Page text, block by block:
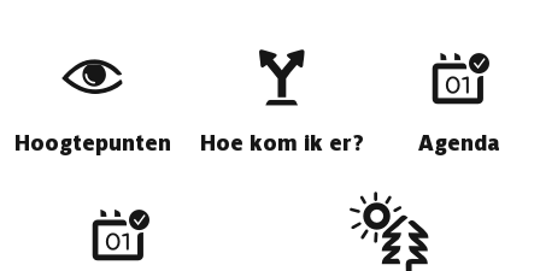
Hoogtepunten Hoe kom ik er? Agenda